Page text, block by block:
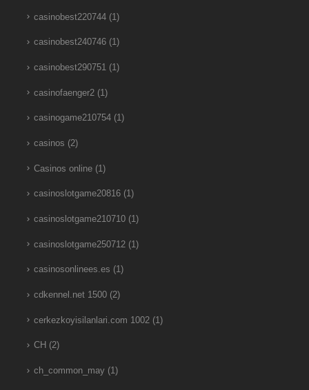
casinobest220744(1)
casinobest240746(1)
casinobest290751(1)
casinofaenger2(1)
casinogame210754(1)
casinos (2)
Casinos online(1)
casinoslotgame20816(1)
casinoslotgame210710(1)
casinoslotgame250712(1)
casinosonlinees.es (1)
cdkennel.net 1500(2)
cerkezkoyisilanlari.com 1002(1)
CH (2)
ch_common_may(1)